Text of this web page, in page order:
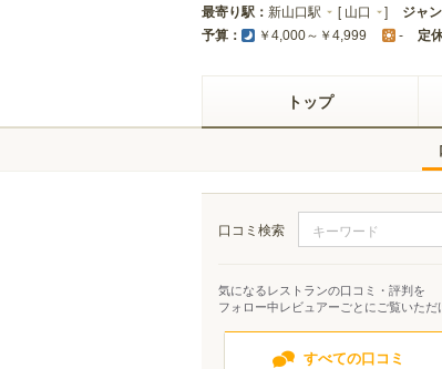
最寄り駅： 新山口駅 [ 山口 ] ジャ
予算： ￥4,000～￥4,999 - 定
トップ
口コミ検索
気になるレストランの口コミ・評判を
フォロー中レビュアーごとにご覧いただ
すべての口コミ